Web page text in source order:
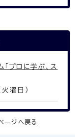
プロに学ぶ、ス
曜日）
ージへ戻る